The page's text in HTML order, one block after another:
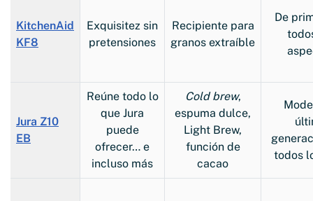
KitchenAid
KF8
Exquisitez sin
pretensiones
Recipiente para
granos extraíble
De
Jura Z10
EB
Reúne todo lo
que Jura
puede
ofrecer… e
incluso más
Cold brew,
espuma dulce,
Light Brew,
función de
cacao
todos